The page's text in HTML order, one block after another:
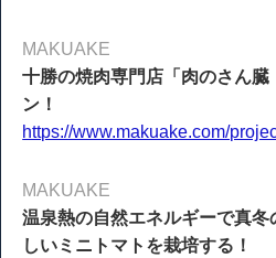
MAKUAKE
十勝の焼肉専門店「肉のさん
ン！
https://www.makuake.com/
MAKUAKE
温泉熱の自然エネルギーで真
しいミニトマトを栽培する！